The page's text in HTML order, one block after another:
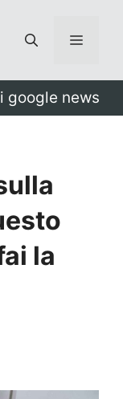
Menu
google news
la